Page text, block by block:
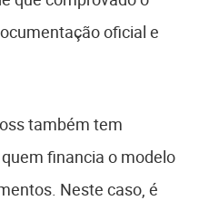
oficial e
também tem
financia o modelo
Neste caso, é